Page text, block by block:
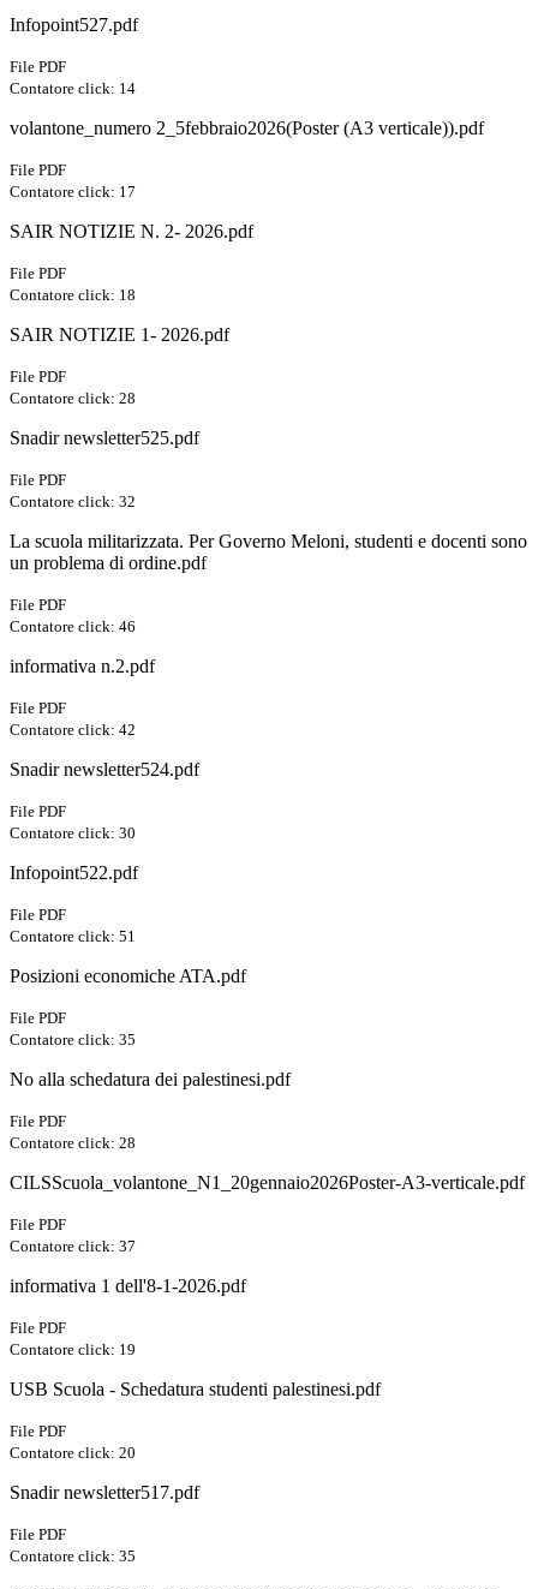
Infopoint527.pdf
File PDF
Contatore click: 14
volantone_numero 2_5febbraio2026(Poster (A3 verticale)).pdf
File PDF
Contatore click: 17
SAIR NOTIZIE N. 2- 2026.pdf
File PDF
Contatore click: 18
SAIR NOTIZIE 1- 2026.pdf
File PDF
Contatore click: 28
Snadir newsletter525.pdf
File PDF
Contatore click: 32
La scuola militarizzata. Per Governo Meloni, studenti e docenti sono
un problema di ordine.pdf
File PDF
Contatore click: 46
informativa n.2.pdf
File PDF
Contatore click: 42
Snadir newsletter524.pdf
File PDF
Contatore click: 30
Infopoint522.pdf
File PDF
Contatore click: 51
Posizioni economiche ATA.pdf
File PDF
Contatore click: 35
No alla schedatura dei palestinesi.pdf
File PDF
Contatore click: 28
CILSScuola_volantone_N1_20gennaio2026Poster-A3-verticale.pdf
File PDF
Contatore click: 37
informativa 1 dell'8-1-2026.pdf
File PDF
Contatore click: 19
USB Scuola - Schedatura studenti palestinesi.pdf
File PDF
Contatore click: 20
Snadir newsletter517.pdf
File PDF
Contatore click: 35